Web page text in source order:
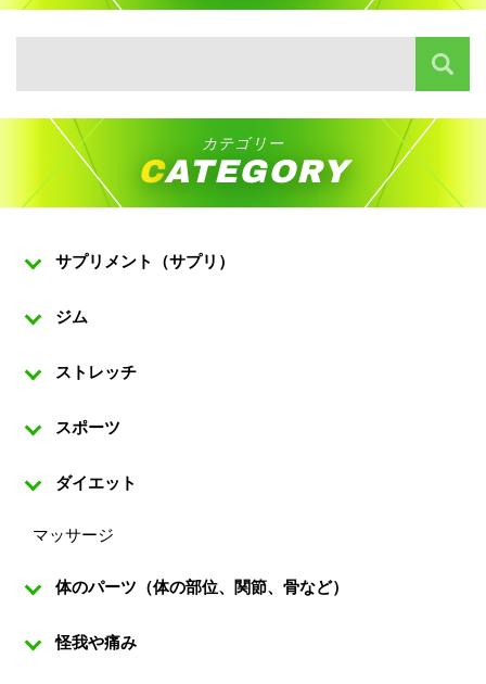
カテゴリー
CATEGORY
サプリメント（サプリ）
ジム
ストレッチ
スポーツ
ダイエット
マッサージ
体のパーツ（体の部位、関節、骨など）
怪我や痛み